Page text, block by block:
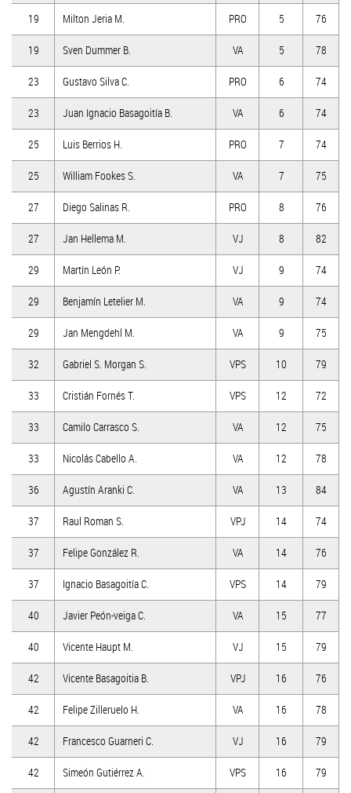
19 Milton Jeria M. PRO 5 76
19 Sven Dummer B. VA 5 78
23 Gustavo Silva C. PRO 6 74
23 Juan Ignacio Basagoitía B. VA 6 74
25 Luis Berrios H. PRO 7 74
25 William Fookes S. VA 7 75
27 Diego Salinas R. PRO 8 76
27 Jan Hellema M. VJ 8 82
29 Martín León P. VJ 9 74
29 Benjamín Letelier M. VA 9 74
29 Jan Mengdehl M. VA 9 75
32 Gabriel S. Morgan S. VPS 10 79
33 Cristián Fornés T. VPS 12 72
33 Camilo Carrasco S. VA 12 75
33 Nicolás Cabello A. VA 12 78
36 Agustín Aranki C. VA 13 84
37 Raul Roman S. VPJ 14 74
37 Felipe González R. VA 14 76
37 Ignacio Basagoitía C. VPS 14 79
40 Javier Peón-veiga C. VA 15 77
40 Vicente Haupt M. VJ 15 79
42 Vicente Basagoitia B. VPJ 16 76
42 Felipe Zilleruelo H. VA 16 78
42 Francesco Guarneri C. VJ 16 79
42 Simeón Gutiérrez A. VPS 16 79